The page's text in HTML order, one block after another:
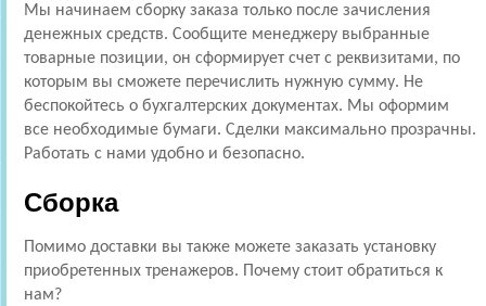
Мы начинаем сборку заказа только после зачисления
денежных средств. Сообщите менеджеру выбранные
товарные позиции, он сформирует счет с реквизитами, по
которым вы сможете перечислить нужную сумму. Не
беспокойтесь о бухгалтерских документах. Мы оформим
все необходимые бумаги. Сделки максимально прозрачны.
Работать с нами удобно и безопасно.
Сборка
Помимо доставки вы также можете заказать установку
приобретенных тренажеров. Почему стоит обратиться к
нам?